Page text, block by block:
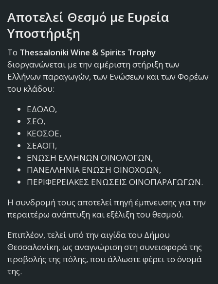
Αποτελεί Θεσμό με Ευρεία
Υποστήριξη
Το Thessaloniki Wine & Spirits Trophy
διοργανώνεται με την αμέριστη στήριξη των
Ελλήνων παραγωγών, των Ενώσεων και των Φορέων
του κλάδου:
ΕΔΟΑΟ,
ΣΕΟ,
ΚΕΟΣΟΕ,
ΣΕΑΟΠ,
ΕΝΩΣΗ ΕΛΛΗΝΩΝ ΟΙΝΟΛΟΓΩΝ,
ΠΑΝΕΛΛΗΝΙΑ ΕΝΩΣΗ ΟΙΝΟΧΟΩΝ,
ΠΕΡΙΦΕΡΕΙΑΚΕΣ ΕΝΩΣΕΙΣ ΟΙΝΟΠΑΡΑΓΩΓΩΝ.
Η συνδρομή τους αποτελεί πηγή έμπνευσης για την
περαιτέρω ανάπτυξη και εξέλιξη του θεσμού.
Επιπλέον, τελεί υπό την αιγίδα του Δήμου
Θεσσαλονίκη, ως αναγνώριση στη συνεισφορά της
προβολής της πόλης, που άλλωστε φέρει το όνομά
της.